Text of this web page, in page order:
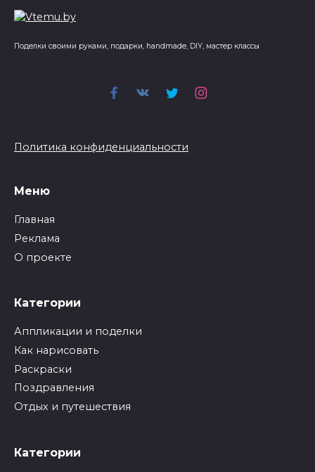
Поделки своими руками, подарки, handmade, DIY, мастер классы
Политика конфиденциальности
Меню
Главная
Реклама
О проекте
Категории
Аппликации и поделки
Как нарисовать
Раскраски
Поздравления
Отдых и путешествия
Категории